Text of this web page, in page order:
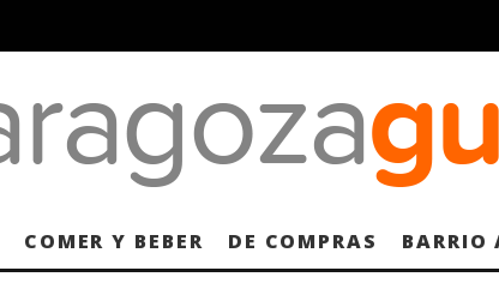
COMER Y BEBER DE COMPRAS BARRIO